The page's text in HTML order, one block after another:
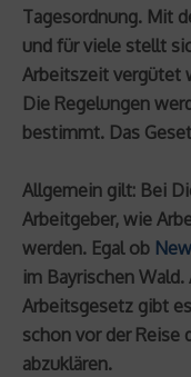
Tagesordnung. Mit
und für viele stellt
Arbeitszeit vergütet
Die Regelungen
bestimmt. Das
Allgemein gilt: Bei
Arbeitgeber, wie
werden. Egal ob
im Bayrischen
Arbeitsgesetz gibt
schon vor der Reise
abzuklären.